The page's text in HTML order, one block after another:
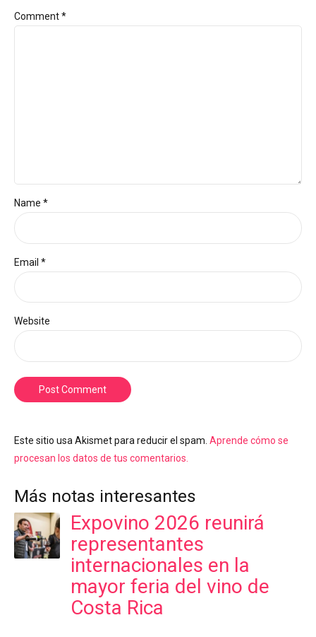
Comment*
Name *
Email *
Website
Post Comment
Este sitio usa Akismet para reducir el spam. Aprende cómo se
procesan los datos de tus comentarios.
Más notas interesantes
Expovino 2026 reunirá
representantes
internacionales en la
mayor feria del vino de
Costa Rica